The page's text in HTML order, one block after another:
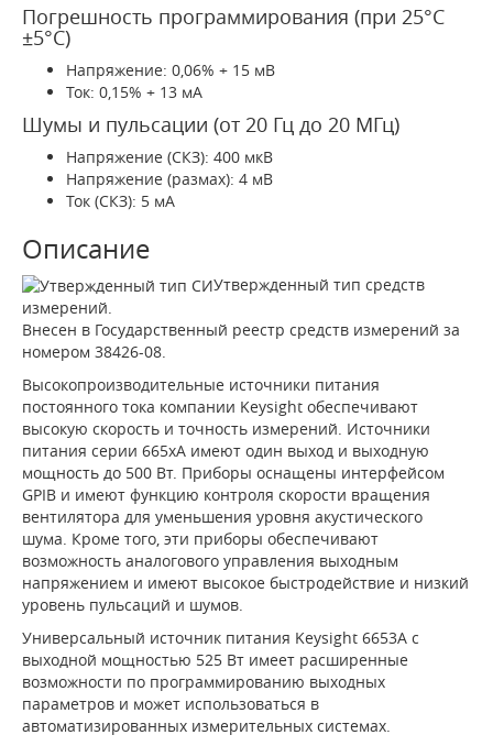
Погрешность программирования (при 25°С
±5°C)
Напряжение: 0,06% + 15 мВ
Ток: 0,15% + 13 мА
Шумы и пульсации (от 20 Гц до 20 МГц)
Напряжение (СКЗ): 400 мкВ
Напряжение (размах): 4 мВ
Ток (СКЗ): 5 мА
Описание
Утвержденный тип средств
измерений.
Внесен в Государственный реестр средств измерений за
номером 38426-08.
Высокопроизводительные источники питания
постоянного тока компании Keysight обеспечивают
высокую скорость и точность измерений. Источники
питания серии 665хA имеют один выход и выходную
мощность до 500 Вт. Приборы оснащены интерфейсом
GPIB и имеют функцию контроля скорости вращения
вентилятора для уменьшения уровня акустического
шума. Кроме того, эти приборы обеспечивают
возможность аналогового управления выходным
напряжением и имеют высокое быстродействие и низкий
уровень пульсаций и шумов.
Универсальный источник питания Keysight 6653A с
выходной мощностью 525 Вт имеет расширенные
возможности по программированию выходных
параметров и может использоваться в
автоматизированных измерительных системах.